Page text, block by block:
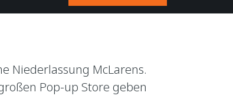
Niederlassung McLarens.
Pop-up Store geben